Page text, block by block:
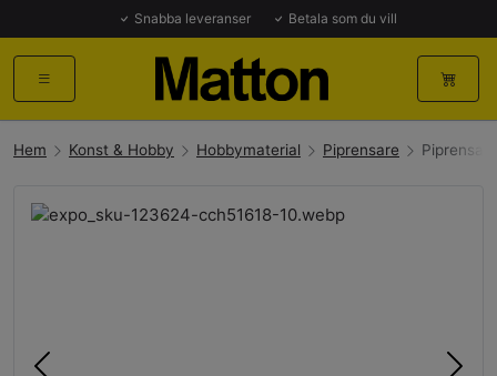
Snabba leveranser Betala som du vill
Hem Konst & Hobby Hobbymaterial Piprensare Piprensare